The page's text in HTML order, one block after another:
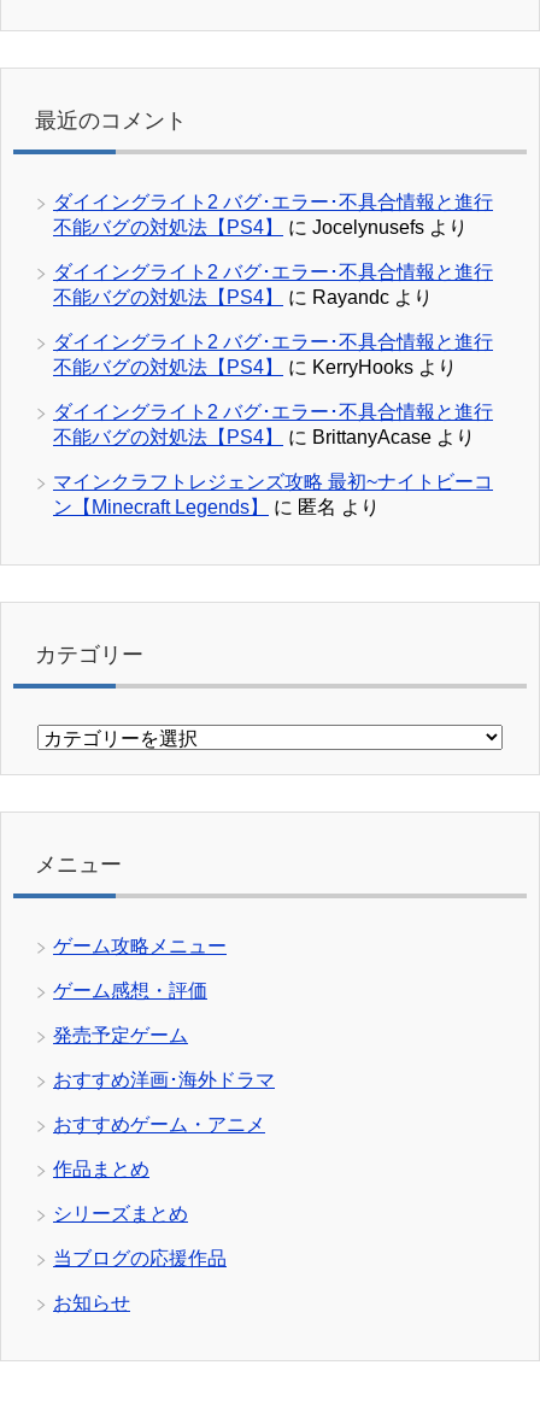
最近のコメント
ダイイングライト2 バグ･エラー･不具合情報と進行
不能バグの対処法【PS4】
に Jocelynusefs より
ダイイングライト2 バグ･エラー･不具合情報と進行
不能バグの対処法【PS4】
に Rayandc より
ダイイングライト2 バグ･エラー･不具合情報と進行
不能バグの対処法【PS4】
に KerryHooks より
ダイイングライト2 バグ･エラー･不具合情報と進行
不能バグの対処法【PS4】
に BrittanyAcase より
マインクラフトレジェンズ攻略 最初~ナイトビーコ
ン【Minecraft Legends】
に 匿名 より
カテゴリー
カ
リ
メニュー
ゲーム攻略メニュー
ゲーム感想・評価
発売予定ゲーム
おすすめ洋画･海外ドラマ
おすすめゲーム・アニメ
作品まとめ
シリーズまとめ
当ブログの応援作品
お知らせ